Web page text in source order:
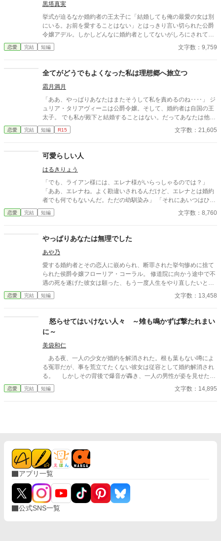
黒塔真実
挙式が迫るなか婚約者の王太子に「結婚しても俺の最愛の女は別
にいる。お前を愛することはない」とはっきり言い切られた公爵
令嬢アデル。しかしどんなに婚約者としてないがしろにされても
女性としての誇りを傷つけられても彼女は平気だった。なぜなら
大切な「心の拠り所」があるから……。しかし、王立学園の卒業
を受けるのだった―― ※神視点。■なろうにも別タイトルで重
複投稿←【ジャンル日間4位】。
恋愛 完結 短編 文字数：9,759
全てがどうでもよくなった私は理想郷へ旅立つ
霜月満月
「ああ、やっぱりあなたはまたそうして私を責めるのね‥‥」 ジ
ュリア・タリアヴィーニは公爵令嬢。そして、婚約者は自国の王
太子。 でも私が殿下と結婚することはない。だってあなたは他の
人を選んだのだもの。『前』と変わらず━━ これはとある能力を
持つ一族に産まれた令嬢と自身に掛けられた封印に縛られる王太
ジュリアの婚約披露の時のイメージです。
恋愛 完結 短編 R15 文字数：21,605
可愛らしい人
はるきりょう
「でも、ライアン様には、エレナ様がいらっしゃるのでは？」
「ああ、エレナね。よく勘違いされるんだけど、エレナとは婚約
者でも何でもないんだ。ただの幼馴染み」 「それにあいつはひと
りで生きていけるから」 女性ながらに剣術を学ぶエレナは可愛げ
がないという理由で、ほとんど婚約者同然の幼馴染から捨てられ
のパートナーはお決まりですか？」 その言葉でパートナー同伴
の夜会に招待されていたことを思い出した。いつものとおりライ
アンと一緒に行くと思っていたので参加の返事を出していたの
だ。 「……いいえ」 当日の欠席は著しく評価を下げる。今後、
家庭教師として仕事をしていきたいと考えるのであれば、父親か
兄に頼んででも行った方がいいだろう。 「よければ僕と一緒に行
恋愛 完結 短編 文字数：8,760
やっぱりあなたは無理でした
あや乃
愛する婚約者とその恋人に嵌められ、断罪された挙句惨めに捨て
られた侯爵令嬢フローリア・コーラル。 修道院に向かう途中で不
遇の死を遂げた彼女は願った、もう一度人生をやり直したいと―
― 目覚めた時彼女の時間は半年前に巻き戻っていた。 今度こそ第
一王子ジュリアンの心を取り戻し「愛する人から愛される」とい
フローリアが断罪されたあの日が再び訪れてしまう。 同じ光景、
同じ台詞、何もかもが同じ……でもたった一つだけ違っているこ
恋愛 完結 短編 文字数：13,458
怒らせてはいけない人々 ～雉も鳴かずば撃たれまい
に～
美袋和仁
ある夜、一人の少女が婚約を解消された。根も葉もない噂によ
る冤罪だが、事を荒立てたくない彼女は従容として婚約解消され
る。 しかしその背後で爆音が轟き、一人の男性が姿を見せた。
彼は少女の父親。 怒らせてはならない人々に繋がる少女の婚約
解消が、思わぬ展開を導きだす。 なんとなくの一気書き。御笑
恋愛 完結 短編 文字数：14,895
アプリ一覧
公式SNS一覧